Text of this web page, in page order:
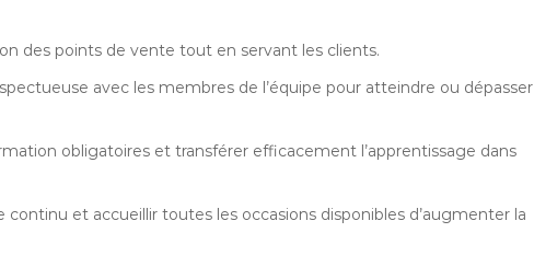
des points de vente tout en servant les clients.
avec les membres de l’équipe pour atteindre ou dépasser
obligatoires et transférer efficacement l’apprentissage dans
continu et accueillir toutes les occasions disponibles d’augmenter la